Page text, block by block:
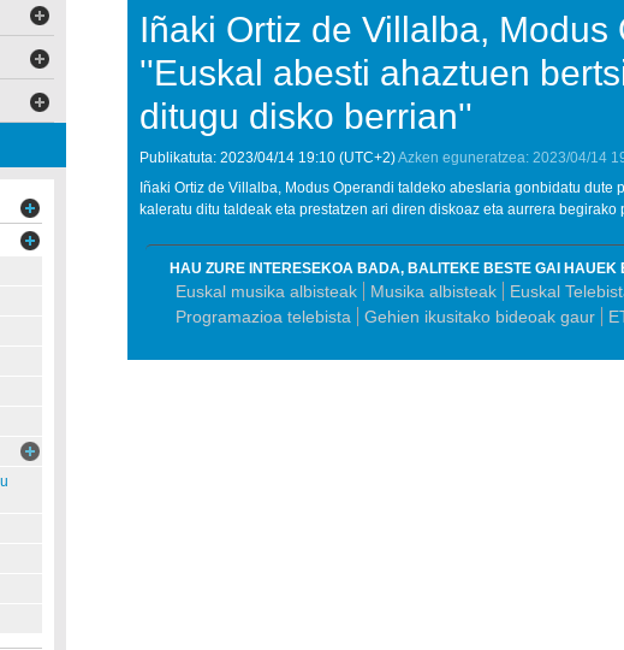
Iñaki Ortiz de Villalba, Modus
''Euskal abesti ahaztuen
ditugu disko berrian''
Publikatuta: 2023/04/14 19:10 (UTC+2)Azken eguneratzea: 2023/04/14
Iñaki Ortiz de Villalba, Modus Operandi taldeko abeslaria gonbidatu dute
kaleratu ditu taldeak eta prestatzen ari diren diskoaz eta aurrera
HAU ZURE INTERESEKOA BADA, BALITEKE BESTE GAI HAUEK
Euskal musika albisteak Musika albisteak Euskal
Programazioa telebista
Gehien ikusitako bideoak gaur